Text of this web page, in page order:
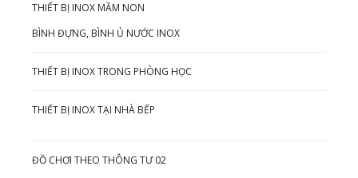
THIẾT BỊ INOX MẦM NON
BÌNH ĐỰNG, BÌNH Ủ NƯỚC INOX
THIẾT BỊ INOX TRONG PHÒNG HỌC
THIẾT BỊ INOX TẠI NHÀ BẾP
ĐỒ CHƠI THEO THÔNG TƯ 02